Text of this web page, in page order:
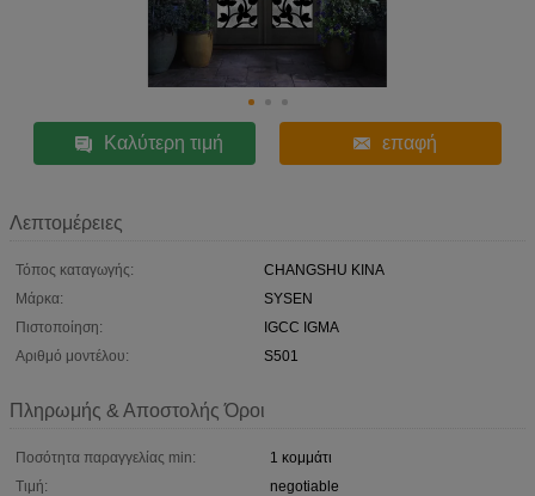
Καλύτερη τιμή επαφή
Λεπτομέρειες
Τόπος καταγωγής:
CHANGSHU ΚΙΝΑ
Μάρκα:
SYSEN
Πιστοποίηση:
IGCC IGMA
Αριθμό μοντέλου:
S501
Πληρωμής & Αποστολής Όροι
Ποσότητα παραγγελίας min:
1 κομμάτι
Τιμή:
negotiable